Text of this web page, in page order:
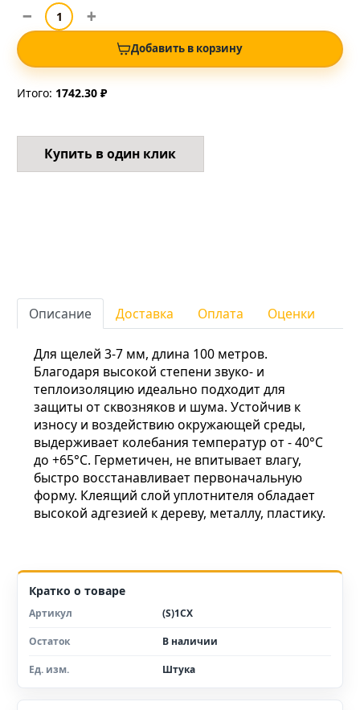
Добавить в корзину
Итого: 1742.30 ₽
Купить в один клик
Описание Доставка Оплата Оценки
Для щелей 3-7 мм, длина 100 метров.
Благодаря высокой степени звуко- и
теплоизоляцию идеально подходит для
защиты от сквозняков и шума. Устойчив к
износу и воздействию окружающей среды,
выдерживает колебания температур от - 40°С
до +65°С. Герметичен, не впитывает влагу,
быстро восстанавливает первоначальную
форму. Клеящий слой уплотнителя обладает
высокой адгезией к дереву, металлу, пластику.
Кратко о товаре
Артикул (S)1СX
Остаток В наличии
Ед. изм. Штука